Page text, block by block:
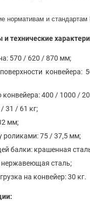
нормативам и стандартам
технические
570 / 620 / 870 мм;
конвейера:
конвейера: 400 / 1000 /
31 / 61 кг;
мм;
роликами: 75 / 37,5 мм;
балки: крашенная
нержавеющая сталь;
на конвейер: 30 кг.